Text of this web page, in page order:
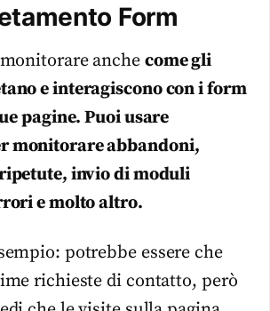
Form
anche come gli
e interagiscono con i form
pagine. Puoi usare
monitorare abbandoni,
invio di moduli
e molto altro.
potrebbe essere che
richieste di contatto, però